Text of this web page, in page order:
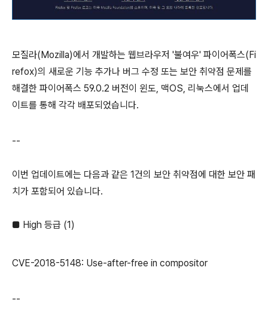
모질라(Mozilla)에서 개발하는 웹브라우저 '불여우' 파이어폭스(Fi
refox)의 새로운 기능 추가나 버그 수정 또는 보안 취약점 문제를
해결한 파이어폭스 59.0.2 버전이 윈도, 맥OS, 리눅스에서 업데
이트를 통해 각각 배포되었습니다.
--
이번 업데이트에는 다음과 같은 1건의 보안 취약점에 대한 보안 패
치가 포함되어 있습니다.
■ High 등급 (1)
CVE-2018-5148: Use-after-free in compositor
--